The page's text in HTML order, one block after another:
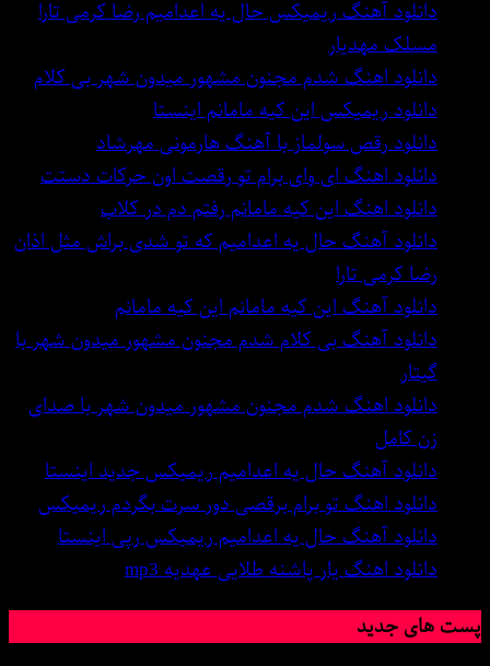
دانلود آهنگ ریمیکس حال یه اعدامیم رضا کرمی تارا
مسلک مهدیار
دانلود اهنگ شدم مجنون مشهور میدون شهر بی کلام
دانلود ریمیکس این کیه مامانم اینستا
دانلود رقص سولماز با آهنگ هارمونی مهرشاد
دانلود اهنگ ای وای برام تو رقصت اون حرکات دستت
دانلود اهنگ این کیه مامانم رفتم دم در کلاب
دانلود آهنگ حال یه اعدامیم که تو شدی براش مثل اذان
رضا کرمی تارا
دانلود آهنگ این کیه مامانم این کیه مامانم
دانلود آهنگ بی کلام شدم مجنون مشهور میدون شهر با
گیتار
دانلود اهنگ شدم مجنون مشهور میدون شهر با صدای
زن کامل
دانلود آهنگ حال یه اعدامیم ریمیکس جدید اینستا
دانلود اهنگ تو برام برقصی دور سرت بگردم ریمیکس
دانلود آهنگ حال یه اعدامیم ریمیکس رپی اینستا
دانلود اهنگ یار پاشنه طلایی عهدیه mp3
پست های جدید